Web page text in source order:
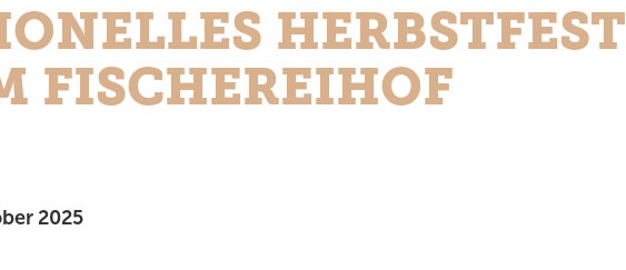
HERBSTFEST
FISCHEREIHOF
2025